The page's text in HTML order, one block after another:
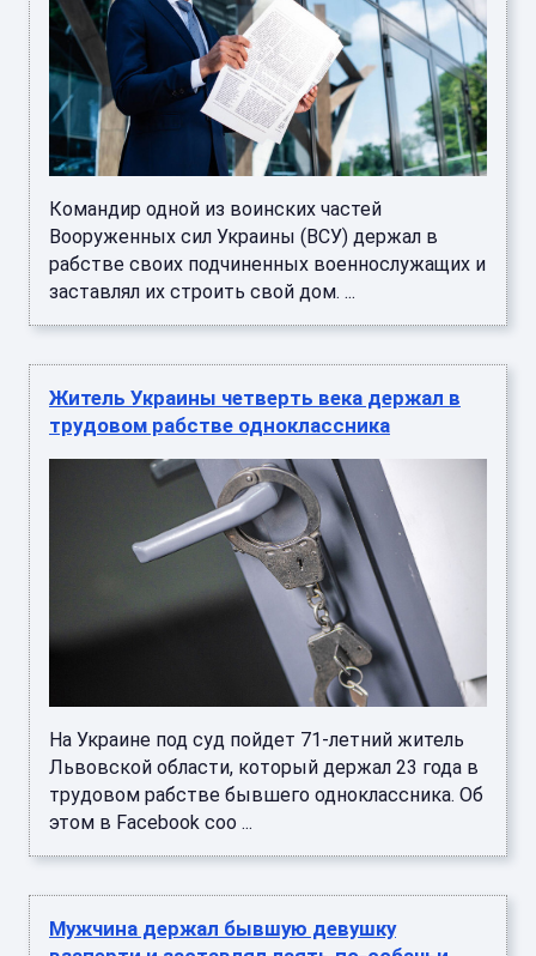
Командир одной из воинских частей
Вооруженных сил Украины (ВСУ) держал в
рабстве своих подчиненных военнослужащих и
заставлял их строить свой дом. ...
Житель Украины четверть века держал в
трудовом рабстве одноклассника
На Украине под суд пойдет 71-летний житель
Львовской области, который держал 23 года в
трудовом рабстве бывшего одноклассника. Об
этом в Facebook соо ...
Мужчина держал бывшую девушку